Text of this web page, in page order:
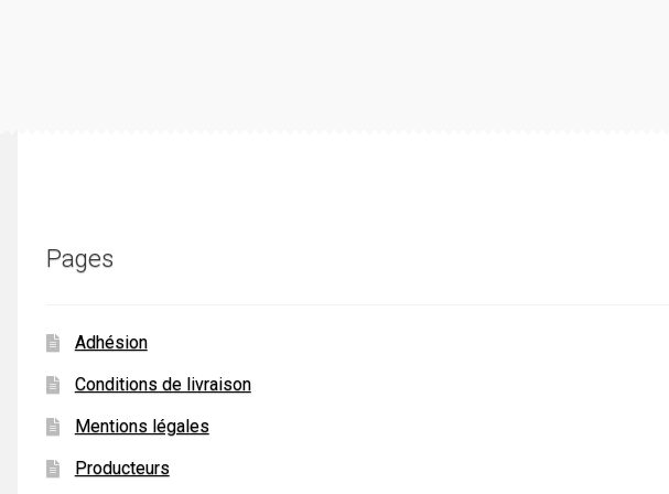
Pages
Adhésion
Conditions de livraison
Mentions légales
Producteurs